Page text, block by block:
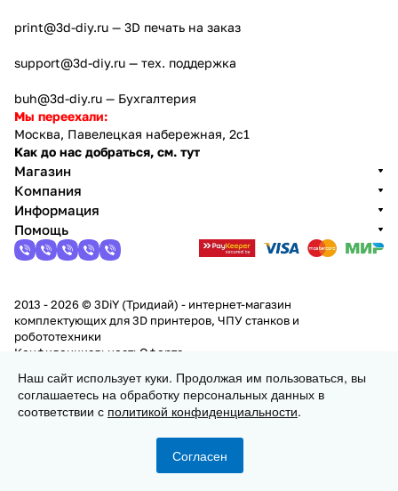
В корзину
Корзина Избранные
print@3d-diy.ru — 3D печать на заказ
support@3d-diy.ru — тех. поддержка
buh@3d-diy.ru — Бухгалтерия
Мы переехали:
Москва, Павелецкая набережная, 2с1
Как до нас добраться, см. тут
Магазин
Компания
Информация
Помощь
2013 - 2026 © 3DiY (Тридиай) - интернет-магазин
комплектующих для 3D принтеров, ЧПУ станков и
робототехники
Конфиденциальность Оферта
Наш сайт использует куки. Продолжая им пользоваться, вы
соглашаетесь на обработку персональных данных в
соответствии с политикой конфиденциальности.
Согласен